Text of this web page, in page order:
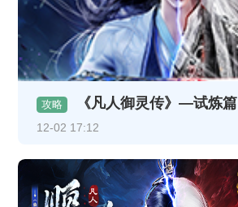
攻略 《凡人御灵传》—试炼篇
12-02 17:12